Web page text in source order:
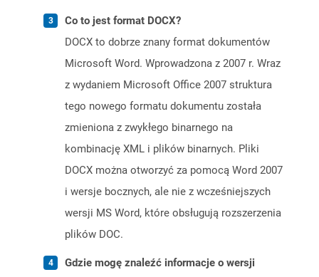
Co to jest format DOCX?
DOCX to dobrze znany format dokumentów
Microsoft Word. Wprowadzona z 2007 r. Wraz
z wydaniem Microsoft Office 2007 struktura
tego nowego formatu dokumentu została
zmieniona z zwykłego binarnego na
kombinację XML i plików binarnych. Pliki
DOCX można otworzyć za pomocą Word 2007
i wersje bocznych, ale nie z wcześniejszych
wersji MS Word, które obsługują rozszerzenia
plików DOC.
Gdzie mogę znaleźć informacje o wersji